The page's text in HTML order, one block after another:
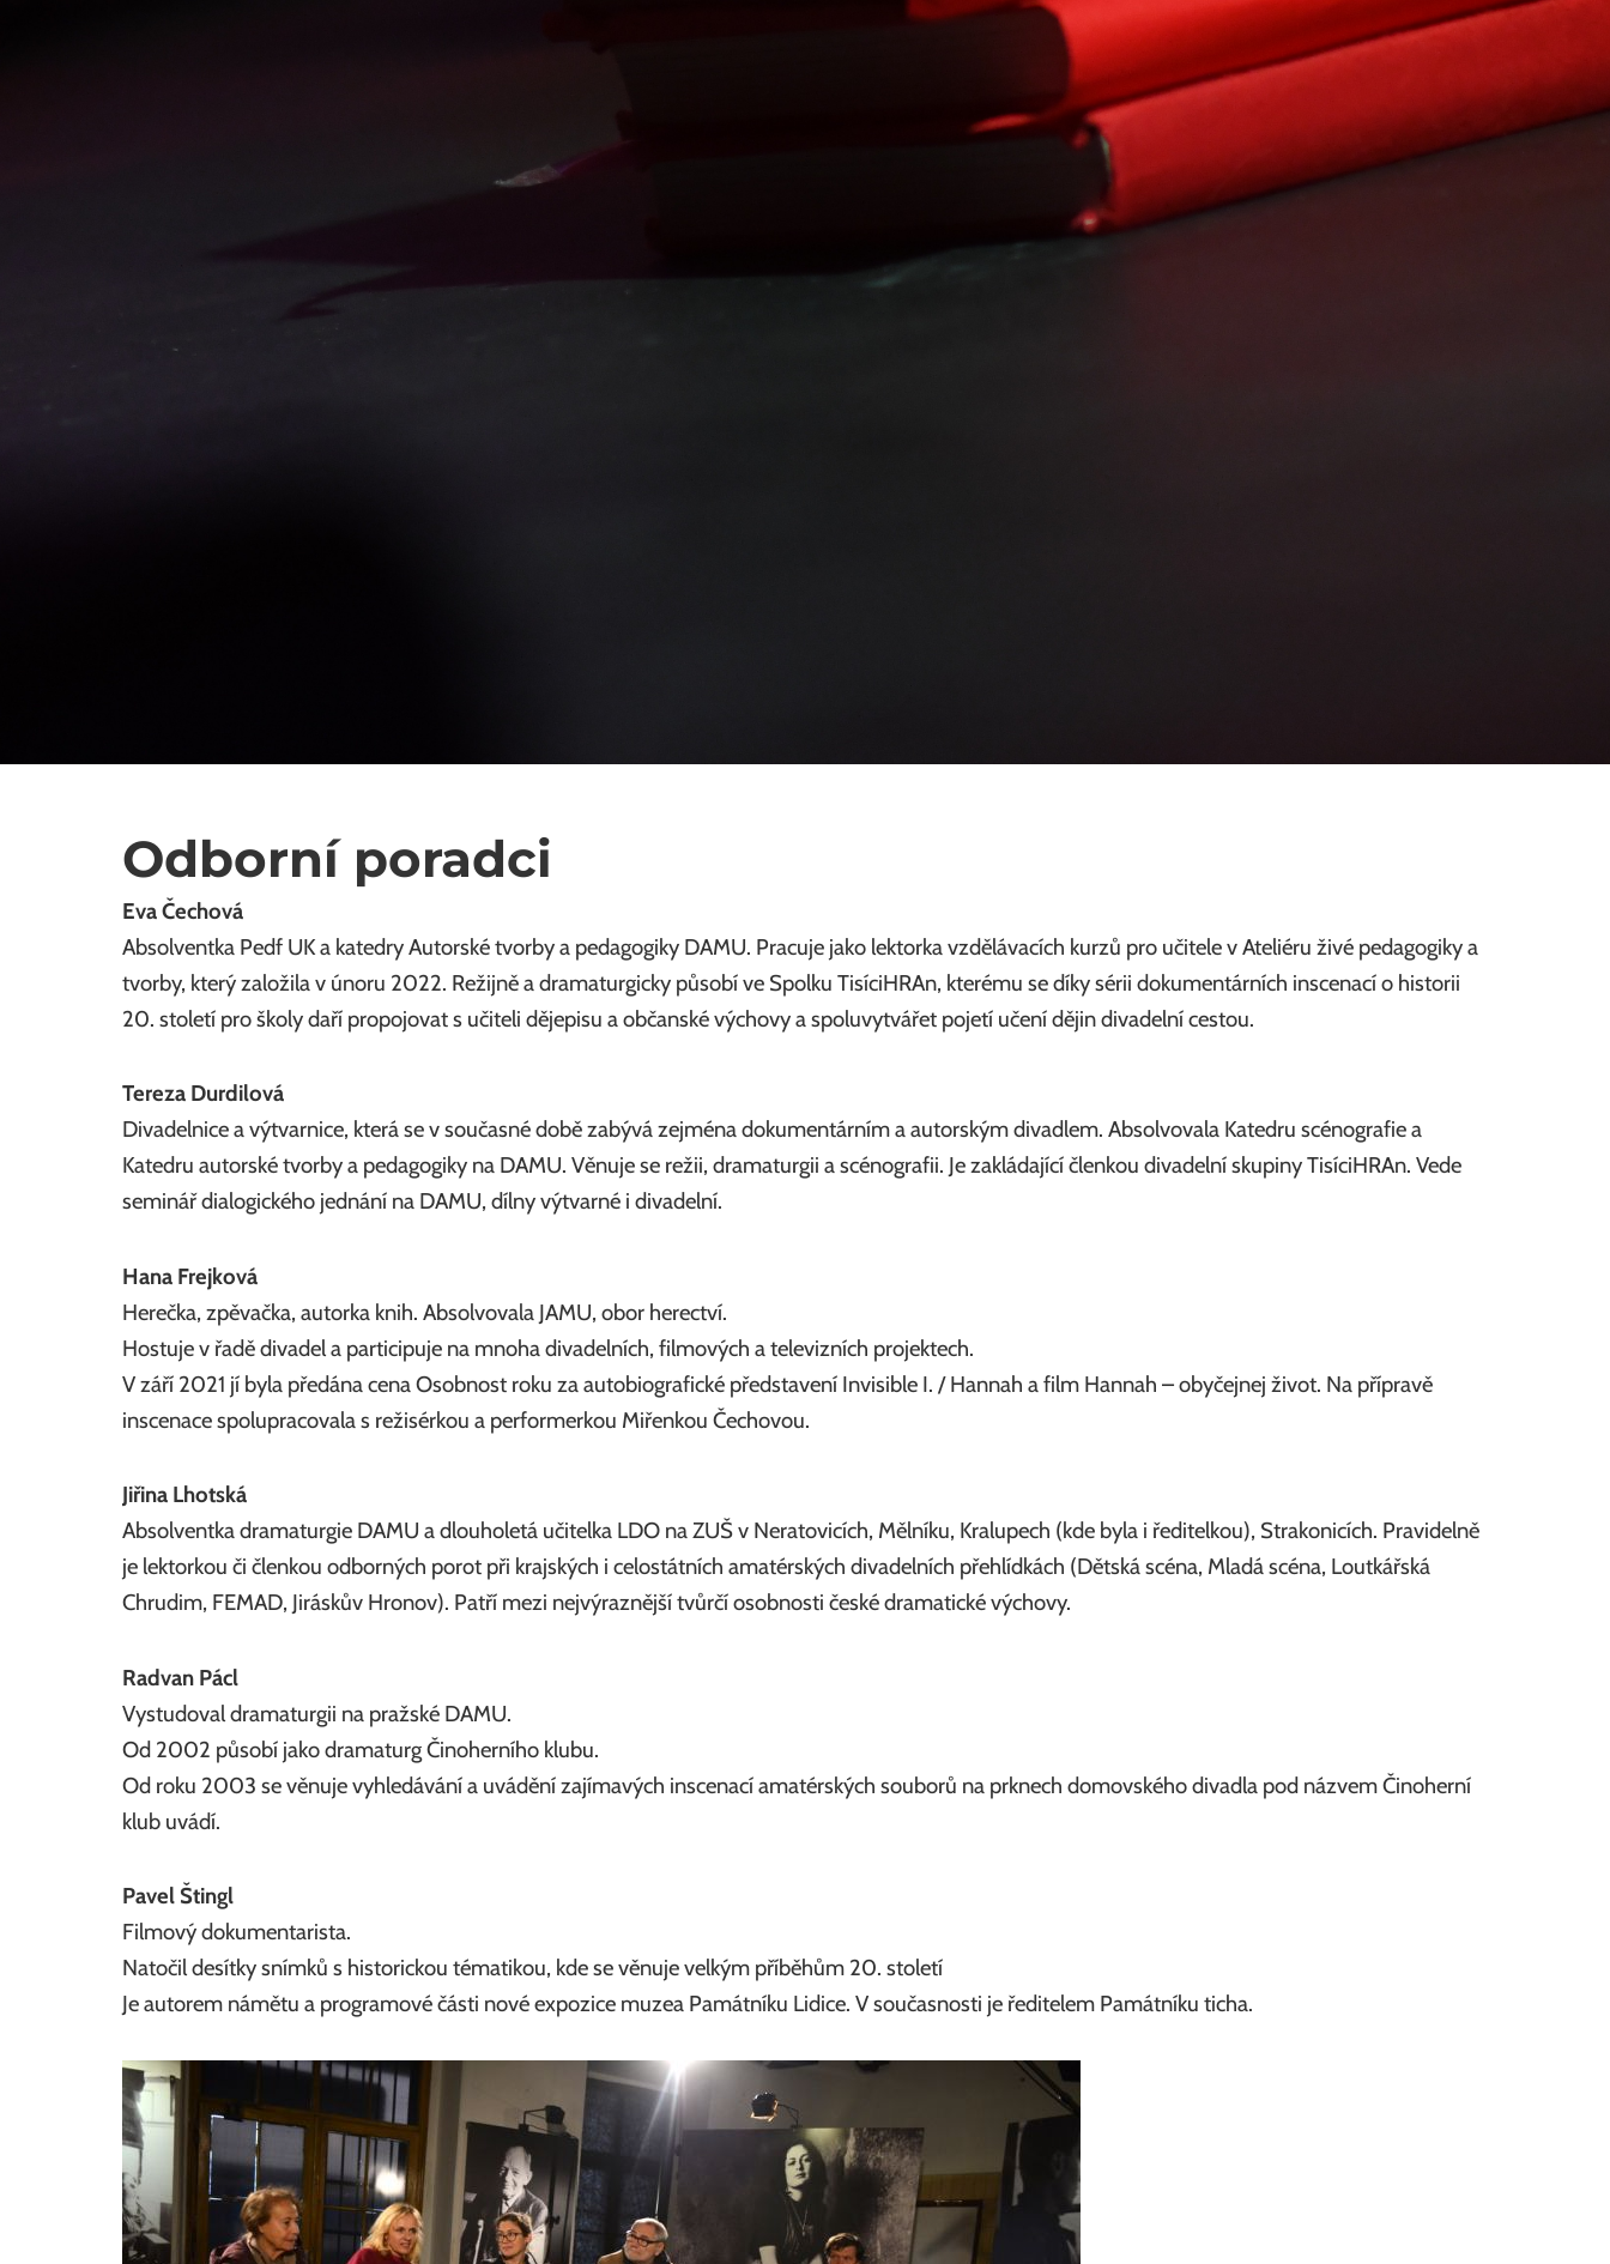
Odborní poradci
Eva Čechová
Absolventka Pedf UK a katedry Autorské tvorby a pedagogiky DAMU. Pracuje jako lektorka vzdělávacích kurzů pro učitele v Ateliéru živé pedagogiky a
tvorby, který založila v únoru 2022. Režijně a dramaturgicky působí ve Spolku TisíciHRAn, kterému se díky sérii dokumentárních inscenací o historii
20. století pro školy daří propojovat s učiteli dějepisu a občanské výchovy a spoluvytvářet pojetí učení dějin divadelní cestou.
Tereza Durdilová
Divadelnice a výtvarnice, která se v současné době zabývá zejména dokumentárním a autorským divadlem. Absolvovala Katedru scénografie a
Katedru autorské tvorby a pedagogiky na DAMU. Věnuje se režii, dramaturgii a scénografii. Je zakládající členkou divadelní skupiny TisíciHRAn. Vede
seminář dialogického jednání na DAMU, dílny výtvarné i divadelní.
Hana Frejková
Herečka, zpěvačka, autorka knih. Absolvovala JAMU, obor herectví.
Hostuje v řadě divadel a participuje na mnoha divadelních, filmových a televizních projektech.
V září 2021 jí byla předána cena Osobnost roku za autobiografické představení Invisible I. / Hannah a film Hannah – obyčejnej život. Na přípravě
inscenace spolupracovala s režisérkou a performerkou Miřenkou Čechovou.
Jiřina Lhotská
Absolventka dramaturgie DAMU a dlouholetá učitelka LDO na ZUŠ v Neratovicích, Mělníku, Kralupech (kde byla i ředitelkou), Strakonicích. Pravidelně
je lektorkou či členkou odborných porot při krajských i celostátních amatérských divadelních přehlídkách (Dětská scéna, Mladá scéna, Loutkářská
Chrudim, FEMAD, Jiráskův Hronov). Patří mezi nejvýraznější tvůrčí osobnosti české dramatické výchovy.
Radvan Pácl
Vystudoval dramaturgii na pražské DAMU.
Od 2002 působí jako dramaturg Činoherního klubu.
Od roku 2003 se věnuje vyhledávání a uvádění zajímavých inscenací amatérských souborů na prknech domovského divadla pod názvem Činoherní
klub uvádí.
Pavel Štingl
Filmový dokumentarista.
Natočil desítky snímků s historickou tématikou, kde se věnuje velkým příběhům 20. století
Je autorem námětu a programové části nové expozice muzea Památníku Lidice. V současnosti je ředitelem Památníku ticha.